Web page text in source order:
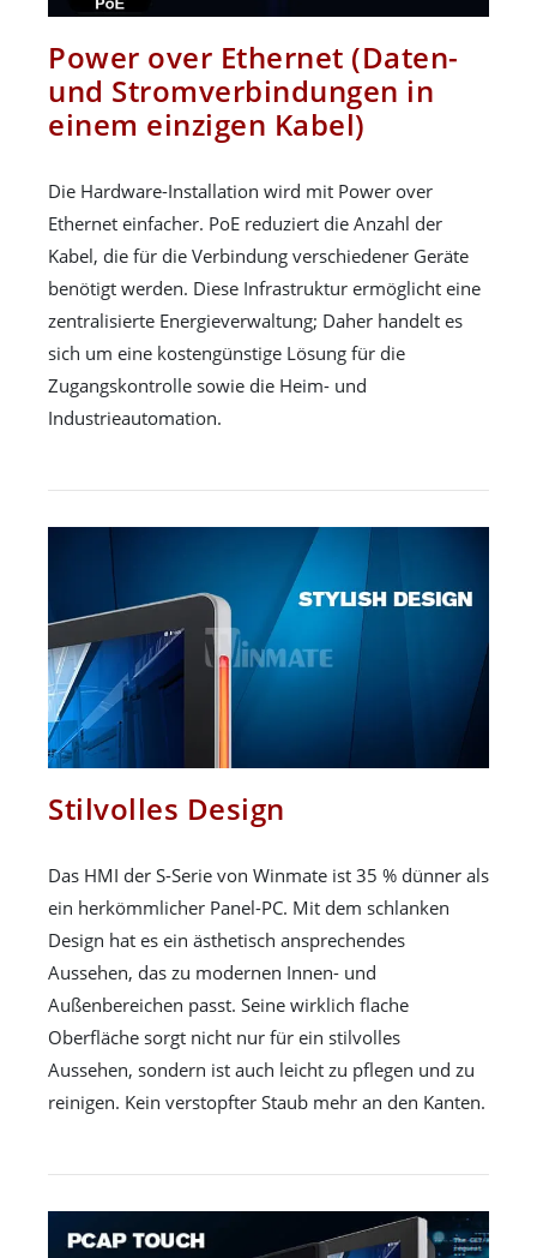
Power over Ethernet (Daten-
und Stromverbindungen in
einem einzigen Kabel)
Die Hardware-Installation wird mit Power over
Ethernet einfacher. PoE reduziert die Anzahl der
Kabel, die für die Verbindung verschiedener Geräte
benötigt werden. Diese Infrastruktur ermöglicht eine
zentralisierte Energieverwaltung; Daher handelt es
sich um eine kostengünstige Lösung für die
Zugangskontrolle sowie die Heim- und
Industrieautomation.
Stilvolles Design
Das HMI der S-Serie von Winmate ist 35 % dünner als
ein herkömmlicher Panel-PC. Mit dem schlanken
Design hat es ein ästhetisch ansprechendes
Aussehen, das zu modernen Innen- und
Außenbereichen passt. Seine wirklich flache
Oberfläche sorgt nicht nur für ein stilvolles
Aussehen, sondern ist auch leicht zu pflegen und zu
reinigen. Kein verstopfter Staub mehr an den Kanten.